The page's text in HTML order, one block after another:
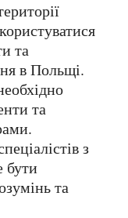
та
в Польщі.
та
з
бути
та